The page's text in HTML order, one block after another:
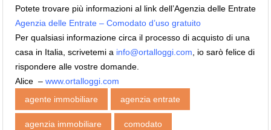
Potete trovare più informazioni al link dell’Agenzia delle Entrate
Agenzia delle Entrate – Comodato d’uso gratuito
Per qualsiasi informazione circa il processo di acquisto di una
casa in Italia, scrivetemi a info@ortalloggi.com , io sarò felice di
rispondere alle vostre domande.
Alice – www.ortalloggi.com
agente immobiliare
agenzia entrate
agenzia immobiliare comodato